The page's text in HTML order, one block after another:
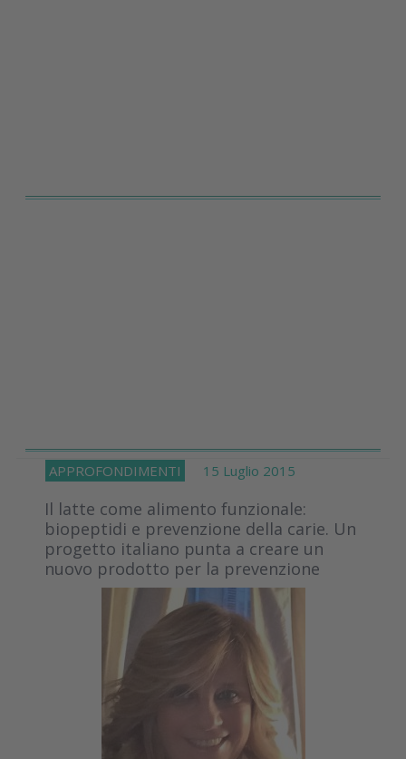
APPROFONDIMENTI 15 Luglio 2015
Il latte come alimento funzionale:
biopeptidi e prevenzione della carie. Un
progetto italiano punta a creare un
nuovo prodotto per la prevenzione